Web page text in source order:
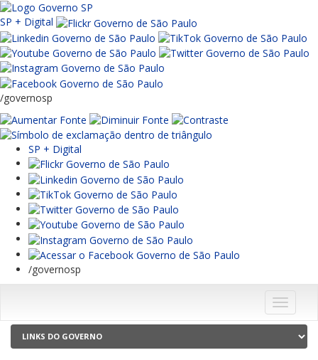
SP + Digital
/governosp
SP + Digital
/governosp
Menu